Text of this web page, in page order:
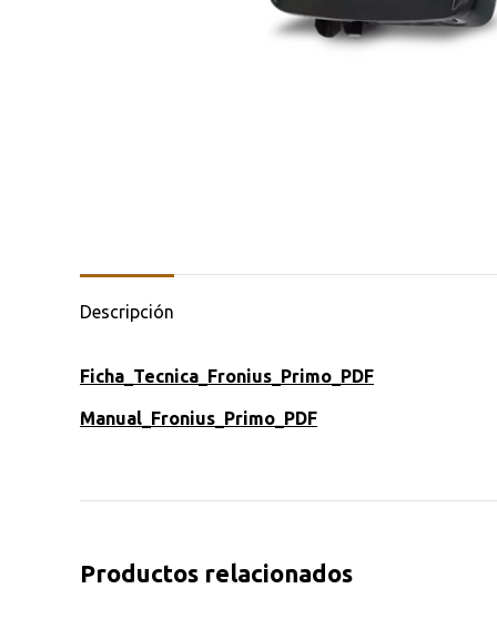
Descripción
Ficha_Tecnica_Fronius_Primo_PDF
Manual_Fronius_Primo_PDF
Productos relacionados